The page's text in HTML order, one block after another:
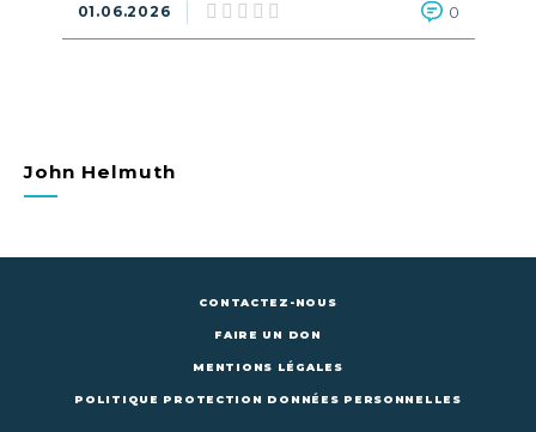
01.06.2026 0
John Helmuth
CONTACTEZ-NOUS
FAIRE UN DON
MENTIONS LÉGALES
POLITIQUE PROTECTION DONNÉES PERSONNELLES